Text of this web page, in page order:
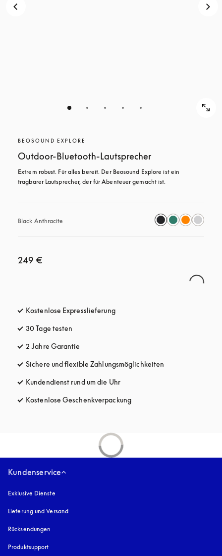
BEOSOUND EXPLORE
Outdoor-Bluetooth-Lautsprecher
Extrem robust. Für alles bereit. Der Beosound Explore ist ein
tragbarer Lautsprecher, der für Abenteuer gemacht ist.
Black Anthracite
249 €
Kostenlose Expresslieferungöffnet sich in einem neuen Tab
30 Tage testen
2 Jahre Garantie
Sichere und flexible Zahlungsmöglichkeiten
Kundendienst rund um die Uhröffnet sich in einem neuen Tab
Kostenlose Geschenkverpackungöffnet sich in einem neuen
Kundenservice
Exklusive Dienste
Lieferung und Versand
Rücksendungen
Produktsupport